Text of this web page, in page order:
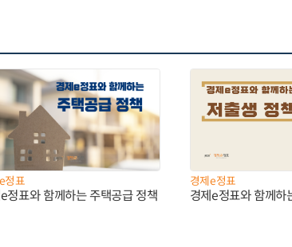
정표
정표와 함께하는 주택공급 정책
경제e정표
경제e정표와 함께하